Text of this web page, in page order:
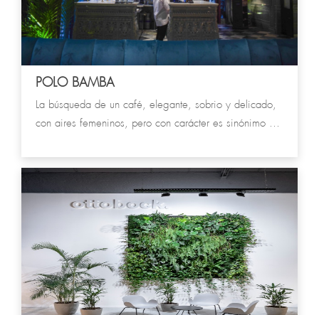
POLO BAMBA
La búsqueda de un café, elegante, sobrio y delicado,
con aires femeninos, pero con carácter es sinónimo de
universo de tamices constructivos conformados por el
piso de damero y los delicados mosaicos.